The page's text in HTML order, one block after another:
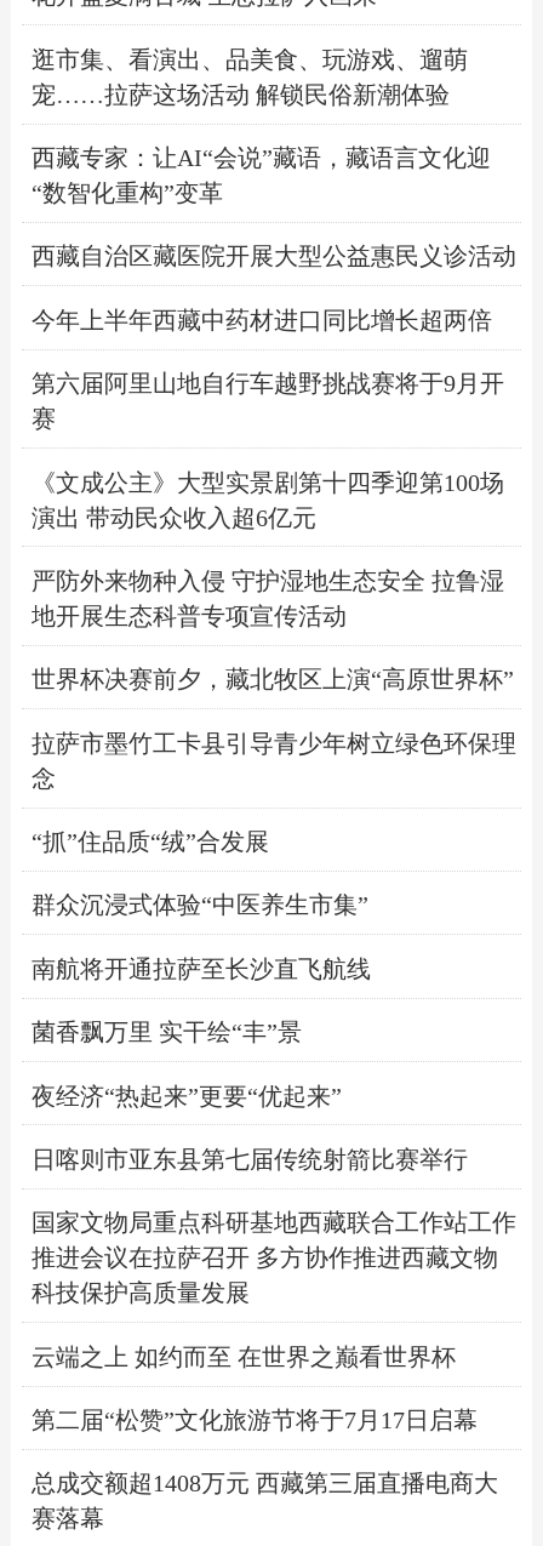
逛市集、看演出、品美食、玩游戏、遛萌
宠……拉萨这场活动 解锁民俗新潮体验
西藏专家：让AI“会说”藏语，藏语言文化迎
“数智化重构”变革
西藏自治区藏医院开展大型公益惠民义诊活动
今年上半年西藏中药材进口同比增长超两倍
第六届阿里山地自行车越野挑战赛将于9月开
赛
《文成公主》大型实景剧第十四季迎第100场
演出 带动民众收入超6亿元
严防外来物种入侵 守护湿地生态安全 拉鲁湿
地开展生态科普专项宣传活动
世界杯决赛前夕，藏北牧区上演“高原世界杯”
拉萨市墨竹工卡县引导青少年树立绿色环保理
念
“抓”住品质“绒”合发展
群众沉浸式体验“中医养生市集”
南航将开通拉萨至长沙直飞航线
菌香飘万里 实干绘“丰”景
夜经济“热起来”更要“优起来”
日喀则市亚东县第七届传统射箭比赛举行
国家文物局重点科研基地西藏联合工作站工作
推进会议在拉萨召开 多方协作推进西藏文物
科技保护高质量发展
云端之上 如约而至 在世界之巅看世界杯
第二届“松赞”文化旅游节将于7月17日启幕
总成交额超1408万元 西藏第三届直播电商大
赛落幕